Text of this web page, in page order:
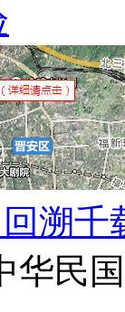
溯
华民